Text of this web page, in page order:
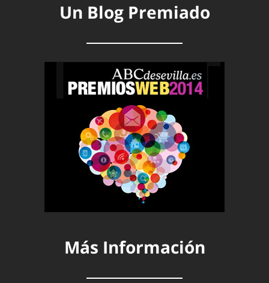
Un Blog Premiado
Más Información